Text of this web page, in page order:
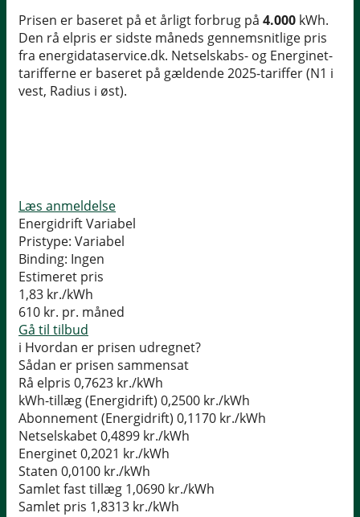
Prisen er baseret på et årligt forbrug på 4.000 kWh.
Den rå elpris er sidste måneds gennemsnitlige pris
fra energidataservice.dk. Netselskabs- og Energinet-
tarifferne er baseret på gældende 2025-tariffer (N1 i
vest, Radius i øst).
Læs anmeldelse
Energidrift Variabel
Pristype: Variabel
Binding: Ingen
Estimeret pris
1,83 kr./kWh
610 kr. pr. måned
Gå til tilbud
i Hvordan er prisen udregnet?
Sådan er prisen sammensat
Rå elpris 0,7623 kr./kWh
kWh-tillæg (Energidrift) 0,2500 kr./kWh
Abonnement (Energidrift) 0,1170 kr./kWh
Netselskabet0,4899 kr./kWh
Energinet0,2021 kr./kWh
Staten 0,0100 kr./kWh
Samlet fast tillæg 1,0690 kr./kWh
Samlet pris 1,8313 kr./kWh